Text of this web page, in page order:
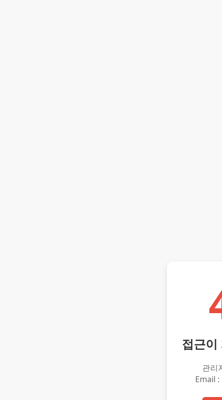
접근이
관리
Email